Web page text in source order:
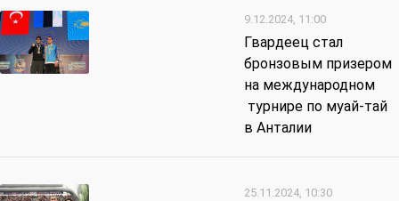
9.12.2024, 11:00
Гвардеец стал
бронзовым призером
на международном
турнире по муай-тай
в Анталии
25.11.2024, 10:30